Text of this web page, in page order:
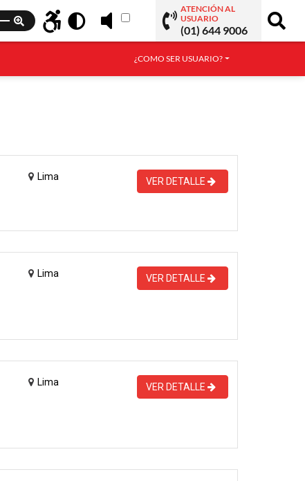
ATENCIÓN AL
USUARIO
(01) 644 9006
¿COMO SER USUARIO?
Lima VER DETALLE
Lima VER DETALLE
Lima VER DETALLE